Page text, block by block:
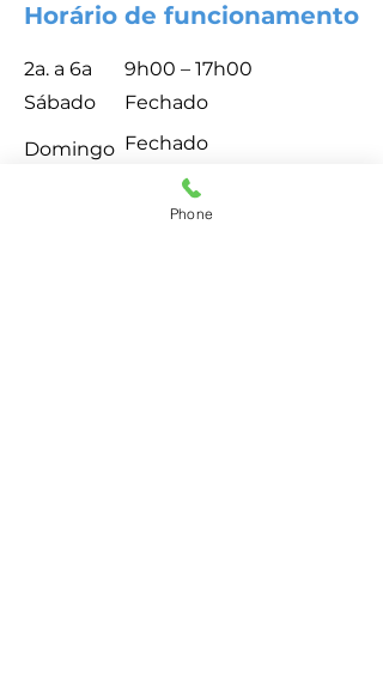
Horário de funcionamento
2a. a 6a
9h00 – 17h00
Sábado
Fechado
​Domingo Fechado
Phone